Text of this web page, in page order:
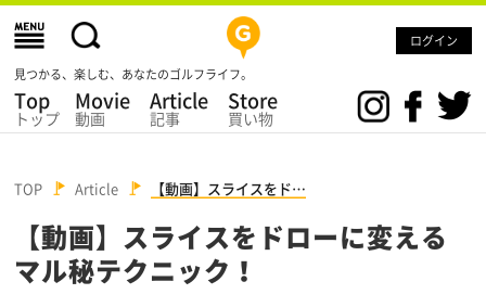
ログイン
見つかる、楽しむ、あなたのゴルフライフ。
Top
トップ
Movie
動画
Article
記事
Store
買い物
TOP Article 【動画】スライスをド…
【動画】スライスをドローに変える
マル秘テクニック！